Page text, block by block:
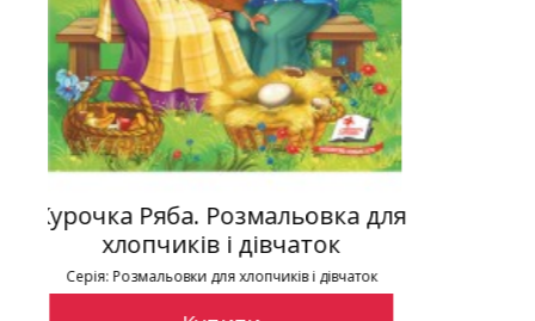
для
Прочитай і розфарбуй: Три
Теремок. Курочка Ряба
Серія: Цікаві розмальовки